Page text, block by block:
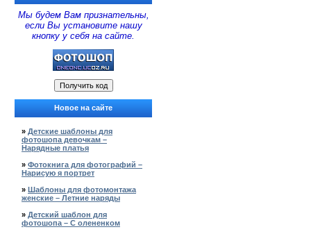
Мы будем Вам признательны,
если Вы установите нашу
кнопку у себя на сайте.
Новое на сайте
» Детские шаблоны для
фотошопа девочкам –
Нарядные платья
» Фотокнига для фотографий –
Нарисую я портрет
» Шаблоны для фотомонтажа
женские – Летние наряды
» Детский шаблон для
фотошопа – С олененком